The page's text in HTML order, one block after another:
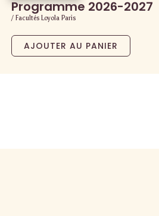
Programme 2026-2027
/ Facultés Loyola Paris
AJOUTER AU PANIER